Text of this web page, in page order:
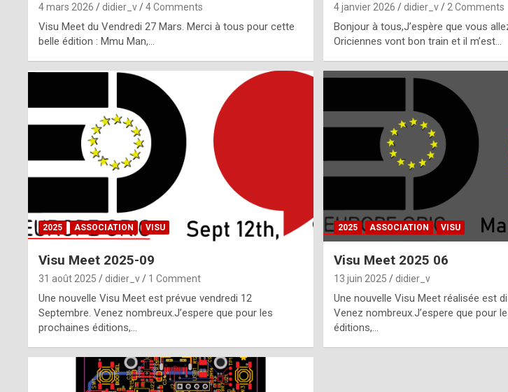
m
4 mars 2026 didier_v 4 Comments
Visu Meet du Vendredi 27 Mars. Merci à tous pour cette
belle édition : Mmu Man,…
4 janvier 2026 didier_v 2 Comments
Bonjour à tous,J’espère que vous
Oriciennes vont bon train et il m’est…
2025 ASSOCIATION VISU
Visu Meet 2025-09
31 août 2025 didier_v 1 Comment
Une nouvelle Visu Meet est prévue vendredi 12
Septembre. Venez nombreux.J’espere que pour les
prochaines éditions,…
2025 ASSOCIATION VISU
Visu Meet 2025 06
13 juin 2025 didier_v
Une nouvelle Visu Meet réalisée est
Venez nombreux.J’espere que pour
éditions,…